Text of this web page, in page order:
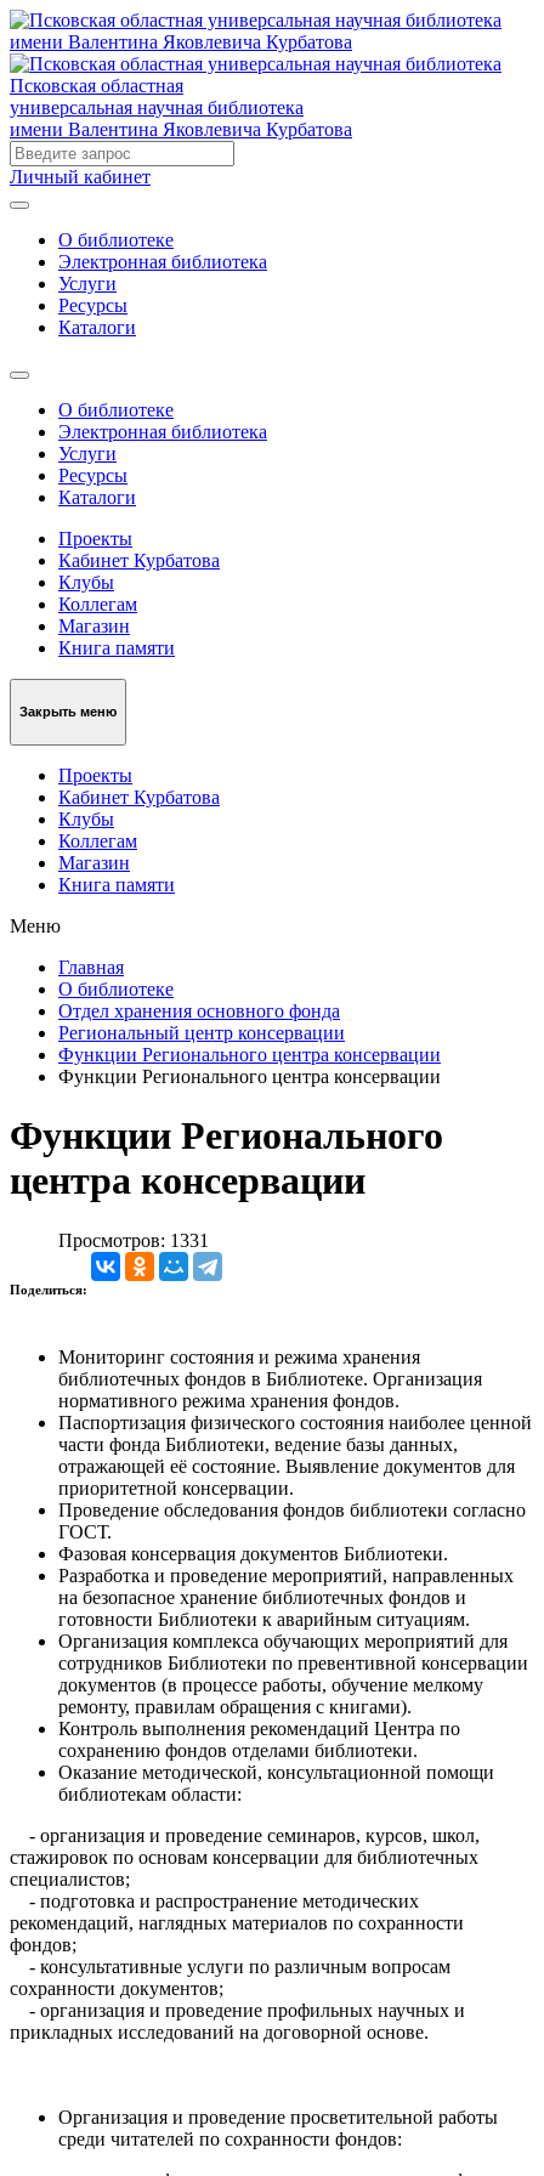
Псковская областная
универсальная научная библиотека
имени Валентина Яковлевича Курбатова
Личный кабинет
О библиотеке
Электронная библиотека
Услуги
Ресурсы
Каталоги
О библиотеке
Электронная библиотека
Услуги
Ресурсы
Каталоги
Проекты
Кабинет Курбатова
Клубы
Коллегам
Магазин
Книга памяти
Закрыть меню
Проекты
Кабинет Курбатова
Клубы
Коллегам
Магазин
Книга памяти
Меню
Главная
О библиотеке
Отдел хранения основного фонда
Региональный центр консервации
Функции Регионального центра консервации
Функции Регионального центра консервации
Функции Регионального
центра консервации
Просмотров: 1331
Поделиться:
Мониторинг состояния и режима хранения
библиотечных фондов в Библиотеке. Организация
нормативного режима хранения фондов.
Паспортизация физического состояния наиболее ценной
части фонда Библиотеки, ведение базы данных,
отражающей её состояние. Выявление документов для
приоритетной консервации.
Проведение обследования фондов библиотеки согласно
ГОСТ.
Фазовая консервация документов Библиотеки.
Разработка и проведение мероприятий, направленных
на безопасное хранение библиотечных фондов и
готовности Библиотеки к аварийным ситуациям.
Организация комплекса обучающих мероприятий для
сотрудников Библиотеки по превентивной консервации
документов (в процессе работы, обучение мелкому
ремонту, правилам обращения с книгами).
Контроль выполнения рекомендаций Центра по
сохранению фондов отделами библиотеки.
Оказание методической, консультационной помощи
библиотекам области:
- организация и проведение семинаров, курсов, школ,
стажировок по основам консервации для библиотечных
специалистов;
- подготовка и распространение методических
рекомендаций, наглядных материалов по сохранности
фондов;
- консультативные услуги по различным вопросам
сохранности документов;
- организация и проведение профильных научных и
прикладных исследований на договорной основе.
Организация и проведение просветительной работы
среди читателей по сохранности фондов: